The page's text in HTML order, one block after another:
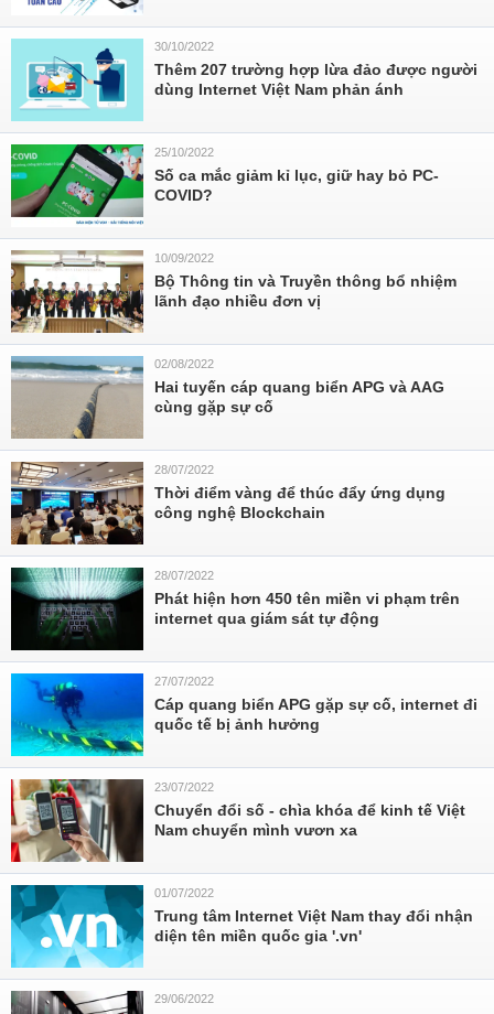
30/10/2022
Thêm 207 trường hợp lừa đảo được người
dùng Internet Việt Nam phản ánh
25/10/2022
Số ca mắc giảm kỉ lục, giữ hay bỏ PC-
COVID?
10/09/2022
Bộ Thông tin và Truyền thông bổ nhiệm
lãnh đạo nhiều đơn vị
02/08/2022
Hai tuyến cáp quang biển APG và AAG
cùng gặp sự cố
28/07/2022
Thời điểm vàng để thúc đẩy ứng dụng
công nghệ Blockchain
28/07/2022
Phát hiện hơn 450 tên miền vi phạm trên
internet qua giám sát tự động
27/07/2022
Cáp quang biển APG gặp sự cố, internet đi
quốc tế bị ảnh hưởng
23/07/2022
Chuyển đổi số - chìa khóa để kinh tế Việt
Nam chuyển mình vươn xa
01/07/2022
Trung tâm Internet Việt Nam thay đổi nhận
diện tên miền quốc gia '.vn'
29/06/2022